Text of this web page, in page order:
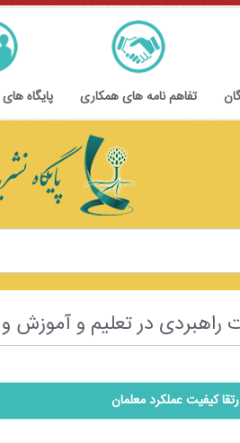
تفاهم نامه های همکاری پایگاه
و آموزش و پرورش>> آرشیو <<شماره
کیفیت عملکرد معلمان